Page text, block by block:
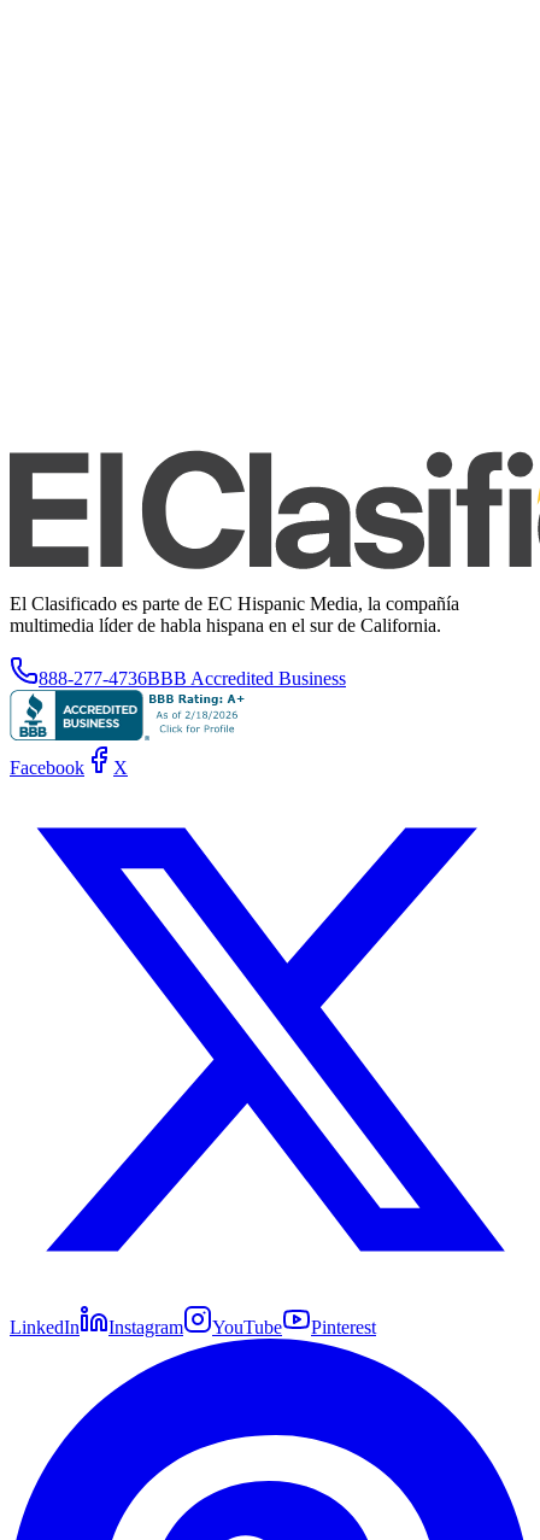
El Clasificado es parte de EC Hispanic Media, la compañía
multimedia líder de habla hispana en el sur de California.
888-277-4736BBB Accredited Business
Facebook X
LinkedIn Instagram YouTube Pinterest